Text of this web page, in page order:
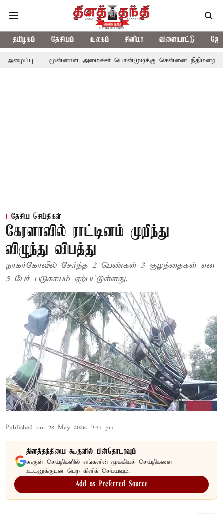
தமிழகம் தேசியம் உலகம் சினிமா விளையாட்டு
முன்னாள் அமைச்சர் பொன்முடிக்கு சென்னை நீதிமன்றம் பிடிவாராண்ட்
தேசிய செய்திகள்
கேரளாவில் ராட்டினம் முறிந்து
விழுந்து விபத்து
நாகர்கோவில் சேர்ந்த 2 பெண்கள் 3 குழந்தைகள் என
5 பேர் படுகாயம் ஏற்பட்டுள்ளது.
Published on: 28 May 2026, 2:37 pm
தினத்தந்தியை கூகுளில் பின்தொடரவும்
கூகுள் செய்திகளில் எங்களின் முக்கியச் செய்திகளை
உடனுக்குடன் பெற கிளிக் செய்யவும்.
Add as Preferred Source